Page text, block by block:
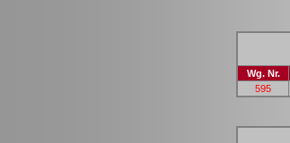
Wg. Nr.
595